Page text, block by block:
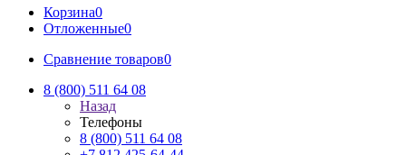
Корзина0
Отложенные0
Сравнение товаров0
8 (800) 511 64 08
Назад
Телефоны
8 (800) 511 64 08